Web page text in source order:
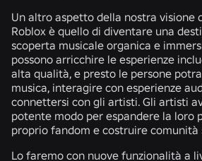
Un altro aspetto della nostra visione
Roblox è quello di diventare una
scoperta musicale organica e
possono arricchire le esperienze
alta qualità, e presto le persone
musica, interagire con esperienze
connettersi con gli artisti. Gli artisti
potente modo per espandere la loro
proprio fandom e costruire comunità
Lo faremo con nuove funzionalità a